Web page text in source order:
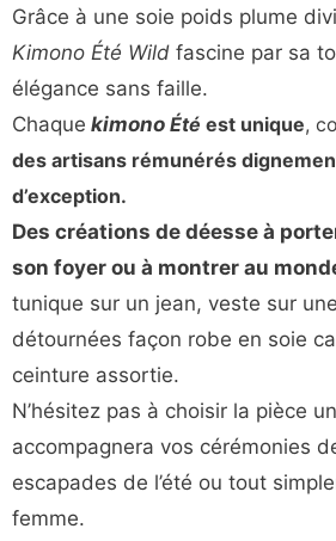
Grâce à une soie poids plume
Kimono Été Wild fascine par sa
élégance sans faille.
Chaque kimono Été est unique,
des artisans rémunérés
d’exception.
Des créations de déesse à
son foyer ou à montrer au
tunique sur un jean, veste sur
détournées façon robe en soie
ceinture assortie.
N’hésitez pas à choisir la pièce
accompagnera vos cérémonies
escapades de l’été ou tout
femme.